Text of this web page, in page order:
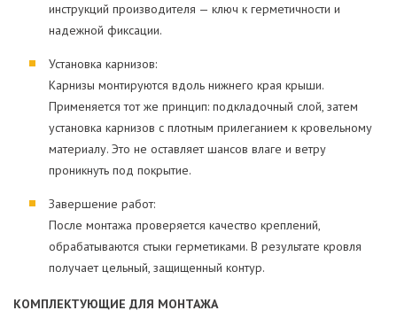
инструкций производителя — ключ к герметичности и
надежной фиксации.
Установка карнизов:
Карнизы монтируются вдоль нижнего края крыши.
Применяется тот же принцип: подкладочный слой, затем
установка карнизов с плотным прилеганием к кровельному
материалу. Это не оставляет шансов влаге и ветру
проникнуть под покрытие.
Завершение работ:
После монтажа проверяется качество креплений,
обрабатываются стыки герметиками. В результате кровля
получает цельный, защищенный контур.
КОМПЛЕКТУЮЩИЕ ДЛЯ МОНТАЖА